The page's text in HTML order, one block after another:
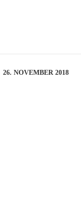
26. NOVEMBER 2018